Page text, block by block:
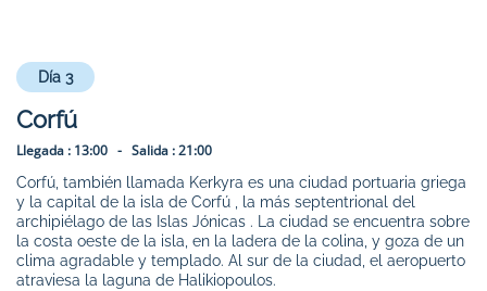
Día 3
Corfú
Llegada : 13:00 - Salida :21:00
Corfú, también llamada Kerkyra es una ciudad portuaria griega
y la capital de la isla de Corfú , la más septentrional del
archipiélago de las Islas Jónicas . La ciudad se encuentra sobre
la costa oeste de la isla, en la ladera de la colina, y goza de un
clima agradable y templado. Al sur de la ciudad, el aeropuerto
atraviesa la laguna de Halikiopoulos.